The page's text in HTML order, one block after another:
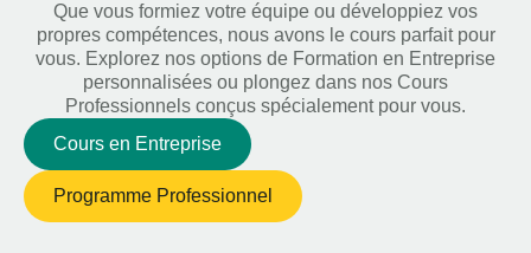
Que vous formiez votre équipe ou développiez vos
propres compétences, nous avons le cours parfait pour
vous. Explorez nos options de Formation en Entreprise
personnalisées ou plongez dans nos Cours
Professionnels conçus spécialement pour vous.
Cours en Entreprise
Programme Professionnel